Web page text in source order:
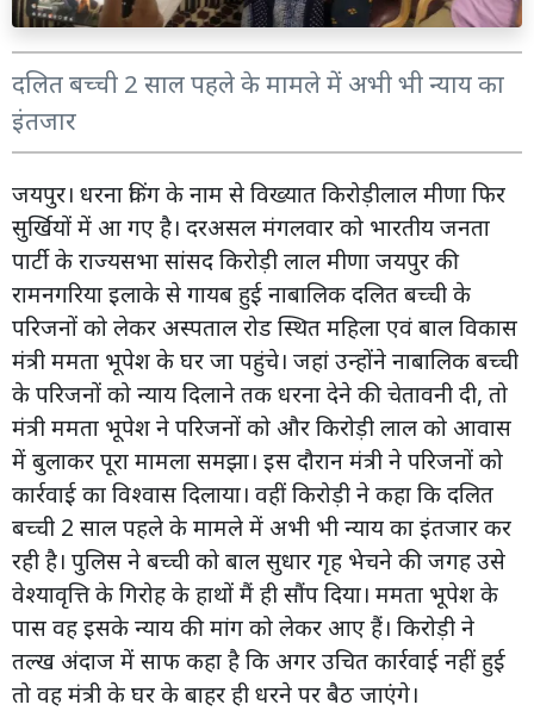
दलित बच्ची 2 साल पहले के मामले में अभी भी न्याय का
इंतजार
जयपुर। धरना किंग के नाम से विख्यात किरोड़ीलाल मीणा फिर
सुर्खियों में आ गए है। दरअसल मंगलवार को भारतीय जनता
पार्टी के राज्यसभा सांसद किरोड़ी लाल मीणा जयपुर की
रामनगरिया इलाके से गायब हुई नाबालिक दलित बच्ची के
परिजनों को लेकर अस्पताल रोड स्थित महिला एवं बाल विकास
मंत्री ममता भूपेश के घर जा पहुंचे। जहां उन्होंने नाबालिक बच्ची
के परिजनों को न्याय दिलाने तक धरना देने की चेतावनी दी, तो
मंत्री ममता भूपेश ने परिजनों को और किरोड़ी लाल को आवास
में बुलाकर पूरा मामला समझा। इस दौरान मंत्री ने परिजनों को
कार्रवाई का विश्वास दिलाया। वहीं किरोड़ी ने कहा कि दलित
बच्ची 2 साल पहले के मामले में अभी भी न्याय का इंतजार कर
रही है। पुलिस ने बच्ची को बाल सुधार गृह भेचने की जगह उसे
वेश्यावृत्ति के गिरोह के हाथों मैं ही सौंप दिया। ममता भूपेश के
पास वह इसके न्याय की मांग को लेकर आए हैं। किरोड़ी ने
तल्ख अंदाज में साफ कहा है कि अगर उचित कार्रवाई नहीं हुई
तो वह मंत्री के घर के बाहर ही धरने पर बैठ जाएंगे।